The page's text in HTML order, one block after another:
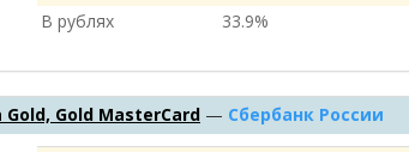
В рублях
33.9%
Gold MasterCard — Сбербанк России